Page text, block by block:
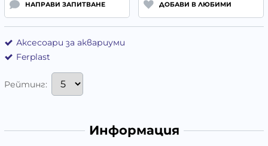
НАПРАВИ ЗАПИТВАНЕ ДОБАВИ В ЛЮБИМИ
Аксесоари за аквариуми
Ferplast
Рейтинг:
Информация